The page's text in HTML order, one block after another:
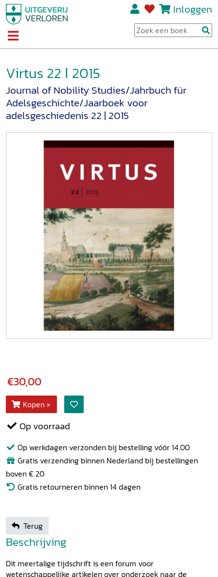
Inloggen
Virtus 22 ǀ 2015
Journal of Nobility Studies/Jahrbuch für
Adelsgeschichte/Jaarboek voor
adelsgeschiedenis 22 | 2015
€30,00
Kopen
Op voorraad
Op werkdagen verzonden bij bestelling vóór 14.00
Gratis verzending binnen Nederland bij bestellingen
boven € 20
Gratis retourneren binnen 14 dagen
Terug
Beschrijving
Dit meertalige tijdschrift is een forum voor
wetenschappelijke artikelen over onderzoek naar de